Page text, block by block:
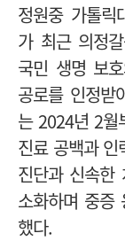
정원중 가톨릭
가 최근 의정
국민 생명 보
공로를 인정받
는 2024년 2월
진료 공백과
진단과 신속한
소화하며 중증
했다.